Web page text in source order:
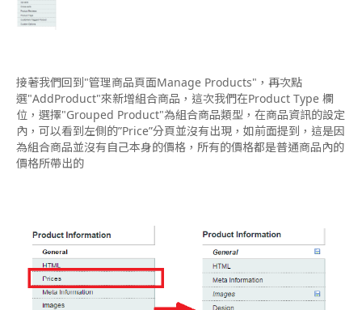
接著我們回到"管理商品頁面Manage Products"，再次點
選"AddProduct"來新增組合商品，這次我們在Product Type 欄
位，選擇"Grouped Product"為組合商品類型，在商品資訊的設定
內，可以看到左側的”Price”分頁並沒有出現，如前面提到，這是因
為組合商品並沒有自己本身的價格，所有的價格都是普通商品內的
價格所帶出的